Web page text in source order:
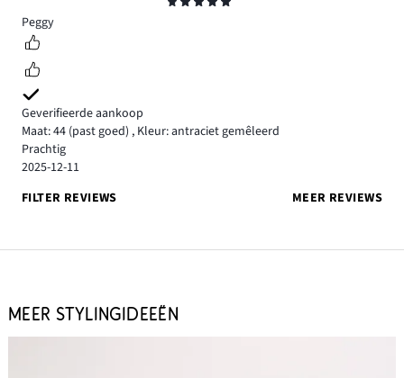
5
Peggy
Geverifieerde aankoop
Maat: 44 (past goed) , Kleur: antraciet gemêleerd
Prachtig
2025-12-11
FILTER REVIEWS
MEER REVIEWS
MEER STYLINGIDEEËN